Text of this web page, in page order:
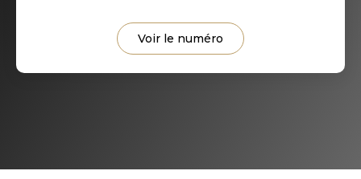
Voir le numéro